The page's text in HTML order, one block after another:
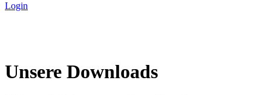
Login
Unsere Downloads